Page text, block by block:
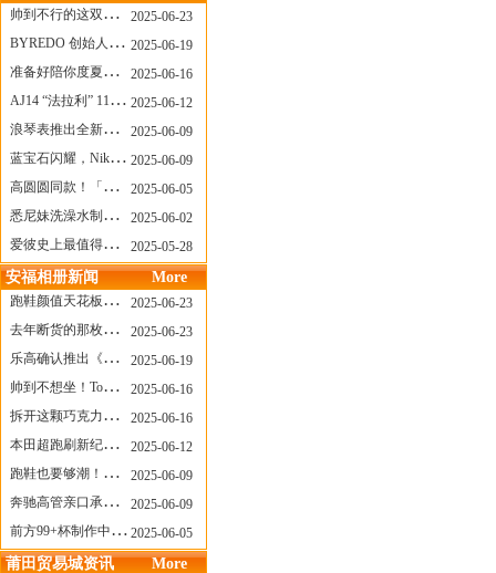
帅到不行的这双跑鞋，其实藏着Nike第一位签约跑者的故事
2025-06-23
BYREDO 创始人离任，也带走了那份灵魂感
2025-06-19
准备好陪你度夏，nanamica x Suicoke 新联名来了
2025-06-16
AJ14 “法拉利” 11年后回归，红色超跑气场全开
2025-06-12
浪琴表推出全新先行者系列祖鲁时间1925腕表
2025-06-09
蓝宝石闪耀，Nike Air Max DN8 华丽变身
2025-06-09
高圆圆同款！「赤足New Balance」新联名曝光，铺货了
2025-06-05
悉尼妹洗澡水制成肥皂开启售卖！男粉：这肥皂能吃吗？
2025-06-02
爱彼史上最值得看的大展！揭秘150年传奇制表背后
2025-05-28
安福相册新闻 More
跑鞋颜值天花板？日常也能帅一脸
2025-06-23
去年断货的那枚表， CASIO指环表又要发售了
2025-06-23
乐高确认推出《哥斯拉》积木，这设计也太酷了！
2025-06-19
帅到不想坐！Tom Sachs x Helinox 这把露营椅太炸了
2025-06-16
拆开这颗巧克力，居然是皮卡丘？
2025-06-16
本田超跑刷新纪录了！700万元成交价
2025-06-12
跑鞋也要够潮！昂跑 x Slam Jam 联名即将发售
2025-06-09
奔驰高管亲口承认：电动G级，完全失败了！
2025-06-09
前方99+杯制作中！「爷爷不泡茶」苹果狗、桃桃喵，今夏顶流潮饮！
2025-06-05
莆田贸易城资讯 More